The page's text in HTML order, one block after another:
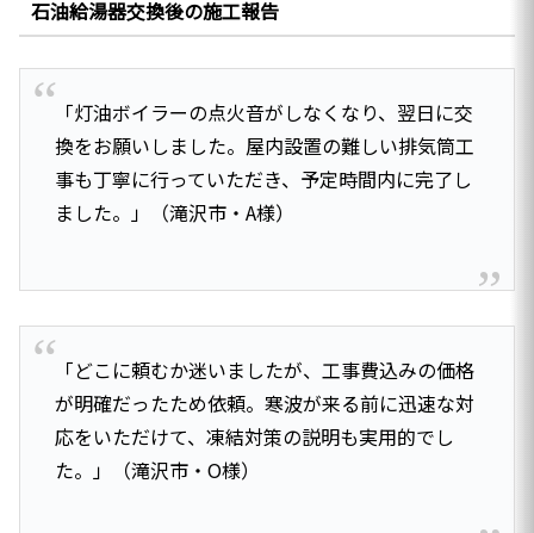
石油給湯器交換後の施工報告
「灯油ボイラーの点火音がしなくなり、翌日に交
換をお願いしました。屋内設置の難しい排気筒工
事も丁寧に行っていただき、予定時間内に完了し
ました。」（滝沢市・A様）
「どこに頼むか迷いましたが、工事費込みの価格
が明確だったため依頼。寒波が来る前に迅速な対
応をいただけて、凍結対策の説明も実用的でし
た。」（滝沢市・O様）